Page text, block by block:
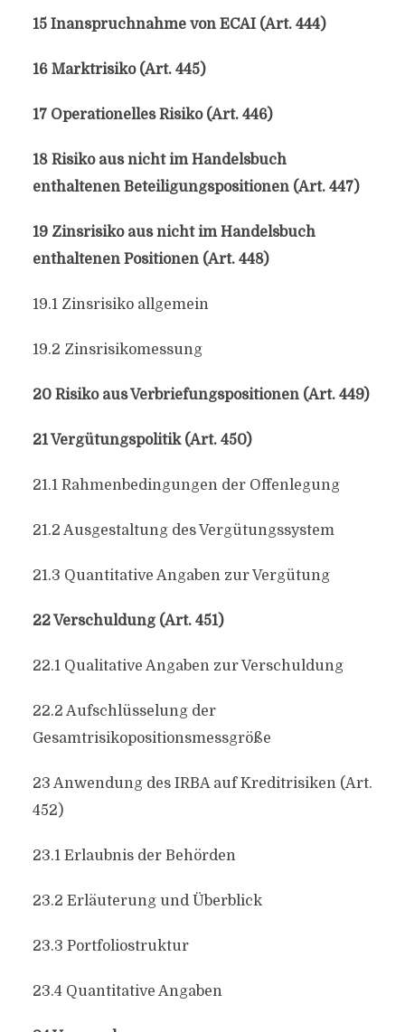
15 Inanspruchnahme von ECAI (Art. 444)
16 Marktrisiko (Art. 445)
17 Operationelles Risiko (Art. 446)
18 Risiko aus nicht im Handelsbuch
enthaltenen Beteiligungspositionen (Art. 447)
19 Zinsrisiko aus nicht im Handelsbuch
enthaltenen Positionen (Art. 448)
19.1 Zinsrisiko allgemein
19.2 Zinsrisikomessung
20 Risiko aus Verbriefungspositionen (Art. 449)
21 Vergütungspolitik (Art. 450)
21.1 Rahmenbedingungen der Offenlegung
21.2 Ausgestaltung des Vergütungssystem
21.3 Quantitative Angaben zur Vergütung
22 Verschuldung (Art. 451)
22.1 Qualitative Angaben zur Verschuldung
22.2 Aufschlüsselung der
Gesamtrisikopositionsmessgröße
23 Anwendung des IRBA auf Kreditrisiken (Art.
452)
23.1 Erlaubnis der Behörden
23.2 Erläuterung und Überblick
23.3 Portfoliostruktur
23.4 Quantitative Angaben